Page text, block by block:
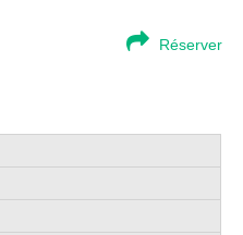
Réserver